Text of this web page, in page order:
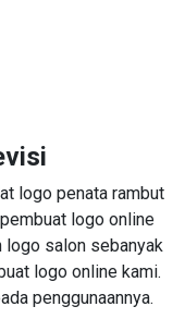
logo penata rambut
logo online
logo salon sebanyak
logo online kami.
penggunaannya.